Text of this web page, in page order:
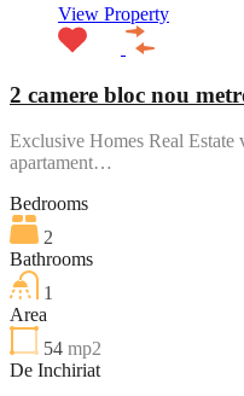
View Property
2 camere bloc nou
Exclusive Homes Real Estate
apartament…
Bedrooms
2
Bathrooms
1
Area
54 mp2
De Inchiriat